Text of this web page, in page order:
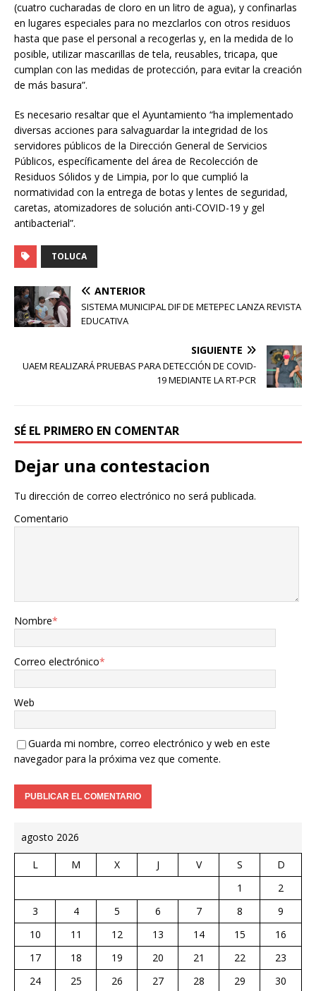
(cuatro cucharadas de cloro en un litro de agua), y confinarlas
en lugares especiales para no mezclarlos con otros residuos
hasta que pase el personal a recogerlas y, en la medida de lo
posible, utilizar mascarillas de tela, reusables, tricapa, que
cumplan con las medidas de protección, para evitar la creación
de más basura”.
Es necesario resaltar que el Ayuntamiento “ha implementado
diversas acciones para salvaguardar la integridad de los
servidores públicos de la Dirección General de Servicios
Públicos, específicamente del área de Recolección de
Residuos Sólidos y de Limpia, por lo que cumplió la
normatividad con la entrega de botas y lentes de seguridad,
caretas, atomizadores de solución anti-COVID-19 y gel
antibacterial”.
TOLUCA
ANTERIOR
SISTEMA MUNICIPAL DIF DE METEPEC LANZA REVISTA
EDUCATIVA
SIGUIENTE
UAEM REALIZARÁ PRUEBAS PARA DETECCIÓN DE COVID-
19 MEDIANTE LA RT-PCR
SÉ EL PRIMERO EN COMENTAR
Dejar una contestacion
Tu dirección de correo electrónico no será publicada.
Comentario
Nombre*
Correo electrónico*
Web
Guarda mi nombre, correo electrónico y web en este
navegador para la próxima vez que comente.
agosto 2026
L M X J V S
D
1
2
3
4 5 6 7 8
9
10
11 12 13 14 15
16
17
18 19 20 21 22
23
24
25 26 27 28 29 30